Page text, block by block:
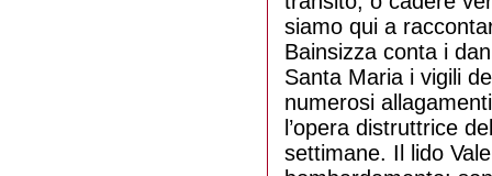
siamo qui a
Bainsizza conta i
Santa Maria i vigili
numerosi
l’opera distruttrice
settimane. Il lido